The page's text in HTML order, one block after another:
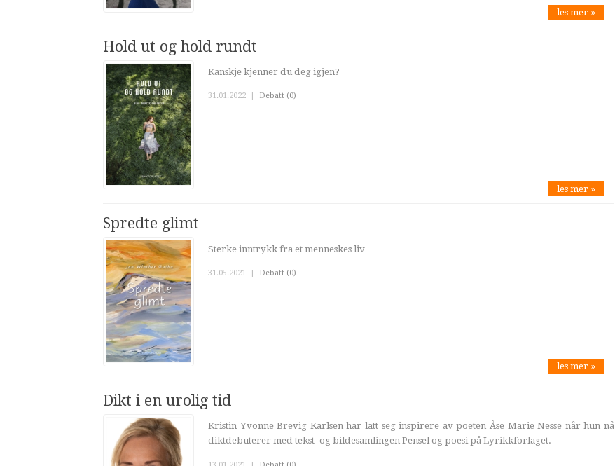
les mer »
Hold ut og hold rundt
Kanskje kjenner du deg igjen?
31.01.2022 Debatt (0)
les mer »
Spredte glimt
Sterke inntrykk fra et menneskes liv …
31.05.2021 | Debatt (0)
les mer »
Dikt i en urolig tid
Kristin Yvonne Brevig Karlsen har latt seg inspirere av poeten Åse Marie Nesse når hun nå
diktdebuterer med tekst- og bildesamlingen Pensel og poesi på Lyrikkforlaget.